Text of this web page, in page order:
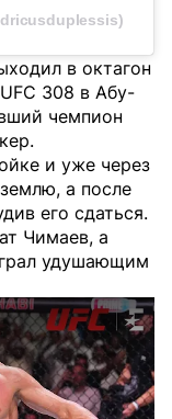
в октагон
308 в Абу-
чемпион
и уже через
а после
его сдаться.
Чимаев, а
удушающим